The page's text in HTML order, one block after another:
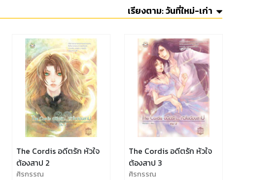
เรียงตาม:วันที่ใหม่-เก่า
The Cordis อดีตรัก หัวใจ
ต้องสาป 2
ศิรกรรณ
The Cordis อดีตรัก หัวใจ
ต้องสาป 3
ศิรกรรณ